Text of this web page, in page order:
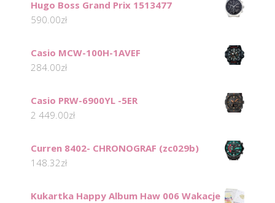
Hugo Boss Grand Prix 1513477
590.00zł
Casio MCW-100H-1AVEF
284.00zł
Casio PRW-6900YL -5ER
2 449.00zł
Curren 8402- CHRONOGRAF (zc029b)
148.32zł
Kukartka Happy Album Haw 006 Wakacje